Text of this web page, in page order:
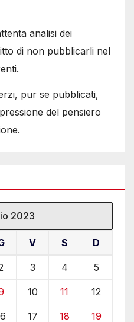
analisi dei
di non pubblicarli nel
pur se pubblicati,
del pensiero
2023
V S D
3 4 5
10 11 12
17 18 19